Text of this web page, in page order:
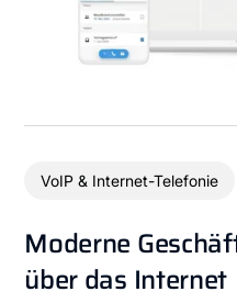
VoIP & Internet-Telefonie
Moderne
über das Internet